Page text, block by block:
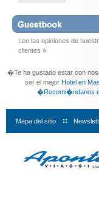
Lee las opiniones de
clientes »
�Te ha gustado estar con
ser el mejor Hotel en
�Recomi�ndanos
Mapa del sitio